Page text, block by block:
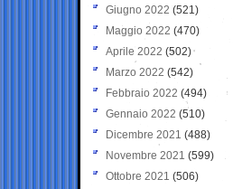
Giugno 2022 (521)
Maggio 2022 (470)
Aprile 2022 (502)
Marzo 2022 (542)
Febbraio 2022 (494)
Gennaio 2022 (510)
Dicembre 2021 (488)
Novembre 2021 (599)
Ottobre 2021 (506)